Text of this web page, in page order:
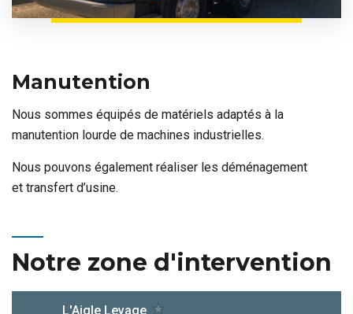
Manutention
Nous sommes équipés de matériels adaptés à la
manutention lourde de machines industrielles.
Nous pouvons également réaliser les déménagement
et transfert d’usine.
Notre zone d'intervention